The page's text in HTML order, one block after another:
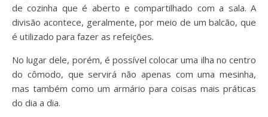
de cozinha que é aberto e compartilhado com a sala. A
divisão acontece, geralmente, por meio de um balcão, que
é utilizado para fazer as refeições.
No lugar dele, porém, é possível colocar uma ilha no centro
do cômodo, que servirá não apenas com uma mesinha,
mas também como um armário para coisas mais práticas
do dia a dia.